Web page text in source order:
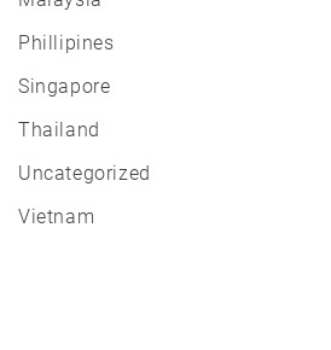
Phillipines
Singapore
Thailand
Uncategorized
Vietnam